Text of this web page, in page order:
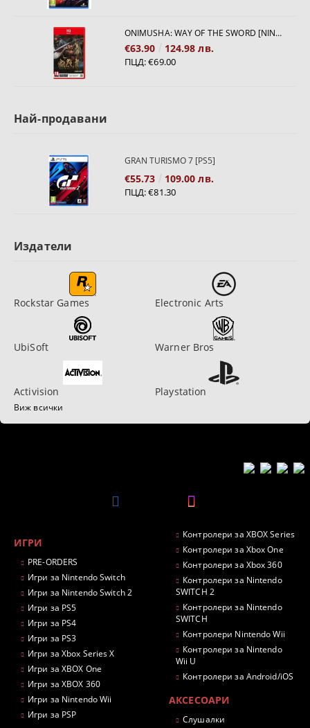
ONIMUSHA: WAY OF THE SWORD [NINTENDO SWITCH 2]
€63.90 124.98 лв.
ПЦД:€69.00
Най-продавани
GRAN TURISMO 7 [PS5]
€55.73 109.00 лв.
ПЦД:€81.30
Издатели
Rockstar Games Electronic Arts
UbiSoft Warner Bros
Activision Playstation
Виж всички
ИГРИ
PRE-ORDERS
Игри за Nintendo Switch
Игри за Nintendo Switch 2
Игри за PS5
Игри за PS4
Игри за PS3
Игри за Xbox Series X
Игри за XBOX One
Игри за XBOX 360
Игри за Nintendo Wii
Игри за PSP
Контролери за XBOX Series
Контролери за Xbox One
Контролери за Xbox 360
Контролери за Nintendo
SWITCH 2
Контролери за Nintendo
SWITCH
Контролери Nintendo Wii
Контролери за Nintendo
Wii U
Контролери за Android/iOS
АКСЕСОАРИ
Слушалки